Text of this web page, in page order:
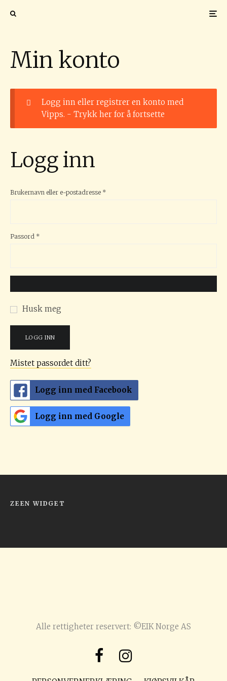
Min konto
Logg inn eller registrer en konto med
Vipps. - Trykk her for å fortsette
Logg inn
Brukernavn eller e-postadresse *
Passord *
Husk meg
LOGG INN
Mistet passordet ditt?
Logg inn med Facebook
Logg inn med Google
ZEEN WIDGET
Alle rettigheter reservert: ©EIK Norge AS